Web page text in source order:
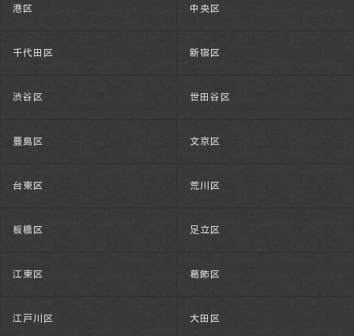
港区 中央区
千代田区 新宿区
渋谷区 世田谷区
豊島区 文京区
台東区 荒川区
板橋区 足立区
江東区 葛飾区
江戸川区 大田区